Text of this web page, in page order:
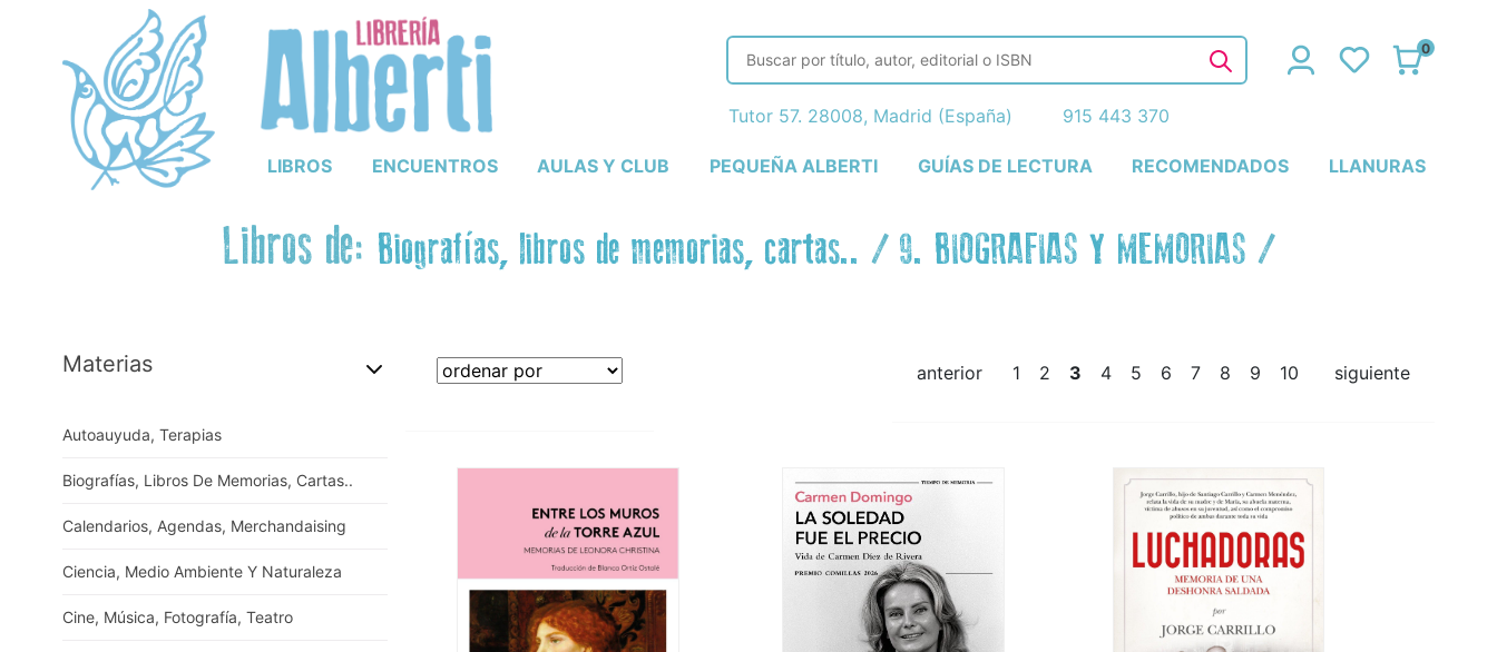
LIBROS ENCUENTROS AULAS Y CLUB PEQUEÑA ALBERTI GUÍAS DE LECTURA RECOMENDADOS LLANURAS
0
Tutor 57. 28008, Madrid (España) 915 443 370
Libros de: Biografías, libros de memorias, cartas.. / 9. BIOGRAFIAS Y MEMORIAS /
Materias
Autoauyuda, Terapias
Biografías, Libros De Memorias, Cartas..
Calendarios, Agendas, Merchandaising
Ciencia, Medio Ambiente Y Naturaleza
Cine, Música, Fotografía, Teatro
anterior 1 2 3 4 5 6 7 8 9 10 siguiente